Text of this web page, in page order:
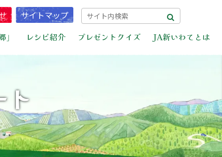
サイトマップ
レシピ紹介 プレゼントクイズ JA新いわてとは